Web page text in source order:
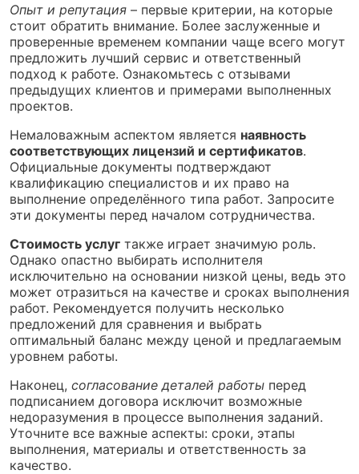
Опыт и репутация – первые критерии, на которые
стоит обратить внимание. Более заслуженные и
проверенные временем компании чаще всего могут
предложить лучший сервис и ответственный
подход к работе. Ознакомьтесь с отзывами
предыдущих клиентов и примерами выполненных
проектов.
Немаловажным аспектом является наявность
соответствующих лицензий и сертификатов.
Официальные документы подтверждают
квалификацию специалистов и их право на
выполнение определённого типа работ. Запросите
эти документы перед началом сотрудничества.
Стоимость услуг также играет значимую роль.
Однако опастно выбирать исполнителя
исключительно на основании низкой цены, ведь это
может отразиться на качестве и сроках выполнения
работ. Рекомендуется получить несколько
предложений для сравнения и выбрать
оптимальный баланс между ценой и предлагаемым
уровнем работы.
Наконец, согласование деталей работы перед
подписанием договора исключит возможные
недоразумения в процессе выполнения заданий.
Уточните все важные аспекты: сроки, этапы
выполнения, материалы и ответственность за
качество.